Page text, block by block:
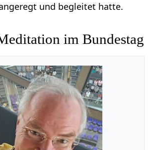
und begleitet hatte.
im Bundestag